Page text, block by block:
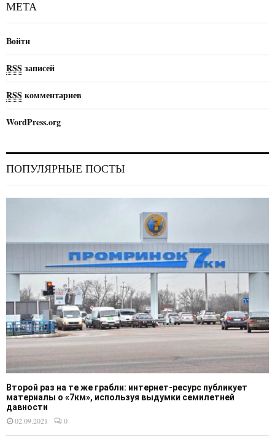
МЕТА
Войти
RSSзаписей
RSSкомментариев
WordPress.org
ПОПУЛЯРНЫЕ ПОСТЫ
Второй раз на те же грабли: интернет-ресурс публикует
материалы о «7км», используя выдумки семилетней
давности
02.09.2021
0